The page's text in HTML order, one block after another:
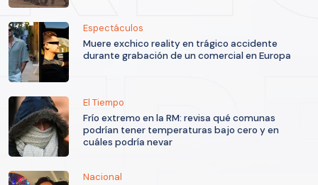
Espectáculos
Muere exchico reality en trágico accidente
durante grabación de un comercial en Europa
El Tiempo
Frío extremo en la RM: revisa qué comunas
podrían tener temperaturas bajo cero y en
cuáles podría nevar
Nacional